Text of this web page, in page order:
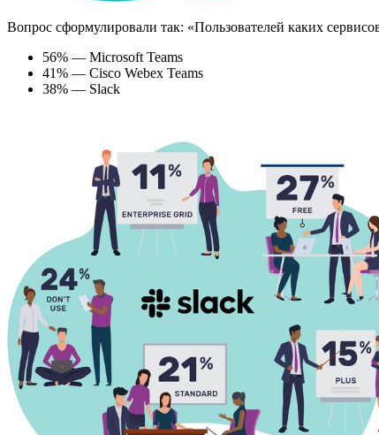
Вопрос сформулировали так: «Пользователей каких
56% — Microsoft Teams
41% — Cisco Webex Teams
38% — Slack